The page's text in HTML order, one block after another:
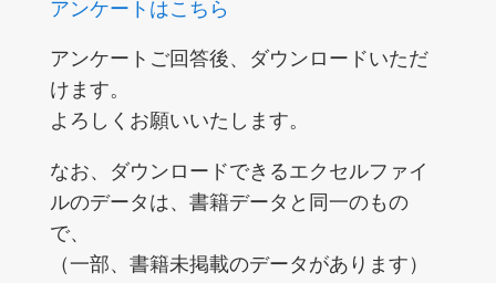
アンケートはこちら
アンケートご回答後、ダウンロードいただ
けます。
よろしくお願いいたします。
なお、ダウンロードできるエクセルファイ
ルのデータは、書籍データと同一のもの
で、
（一部、書籍未掲載のデータがあります）